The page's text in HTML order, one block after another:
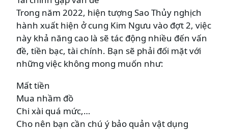
Trong năm 2022, hiện tượng Sao Thủy nghịch
hành xuất hiện ở cung Kim Ngưu vào đợt 2, việc
này khả năng cao là sẽ tác động nhiều đến vấn
đề, tiền bạc, tài chính. Bạn sẽ phải đối mặt với
những việc không mong muốn như:
Mất tiền
Mua nhầm đồ
Chi xài quá mức,…
Cho nên bạn cần chú ý bảo quản vật dụng